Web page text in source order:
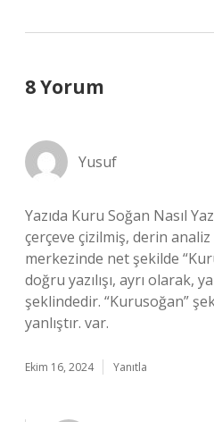
8 Yorum
Yusuf
Yazıda Kuru Soğan Nasıl
çerçeve çizilmiş, derin analiz
merkezinde net şekilde
doğru yazılışı, ayrı olarak,
şeklindedir. “Kurusoğan”
yanlıştır. var.
Ekim 16, 2024 Yanıtla